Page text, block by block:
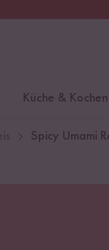
Küche & Kochen
Spicy Umami